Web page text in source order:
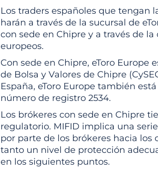
Los traders españoles que tengan
harán a través de la sucursal de
con sede en Chipre y a través de
europeos.
Con sede en Chipre, eToro Europe
de Bolsa y Valores de Chipre
España, eToro Europe también
número de registro 2534.
Los brókeres con sede en Chipre
regulatorio. MIFID implica una
por parte de los brókeres hacia los
tanto un nivel de protección
en los siguientes puntos.